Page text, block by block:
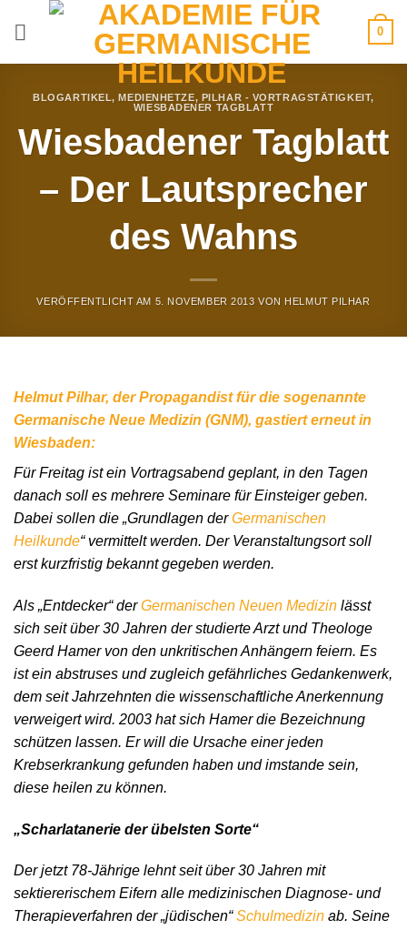
0
BLOGARTIKEL, MEDIENHETZE, PILHAR - VORTRAGSTÄTIGKEIT,
WIESBADENER TAGBLATT
Wiesbadener Tagblatt
– Der Lautsprecher
des Wahns
VERÖFFENTLICHT AM 5. NOVEMBER 2013 VON HELMUT PILHAR
Helmut Pilhar, der Propagandist für die sogenannte
Germanische Neue Medizin (GNM), gastiert erneut in
Wiesbaden:
Für Freitag ist ein Vortragsabend geplant, in den Tagen
danach soll es mehrere Seminare für Einsteiger geben.
Dabei sollen die „Grundlagen derGermanischen
Heilkunde“ vermittelt werden. Der Veranstaltungsort soll
erst kurzfristig bekannt gegeben werden.
Als „Entdecker“ derGermanischen Neuen Medizin lässt
sich seit über 30 Jahren der studierte Arzt und Theologe
Geerd Hamer von den unkritischen Anhängern feiern. Es
ist ein abstruses und zugleich gefährliches Gedankenwerk,
dem seit Jahrzehnten die wissenschaftliche Anerkennung
verweigert wird. 2003 hat sich Hamer die Bezeichnung
schützen lassen. Er will die Ursache einer jeden
Krebserkrankung gefunden haben und imstande sein,
diese heilen zu können.
„Scharlatanerie der übelsten Sorte“
Der jetzt 78-Jährige lehnt seit über 30 Jahren mit
sektiererischem Eifern alle medizinischen Diagnose- und
Therapieverfahren der „jüdischen“Schulmedizin ab. Seine